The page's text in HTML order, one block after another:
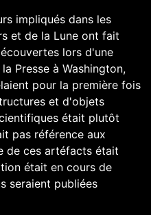
impliqués dans les
et de la Lune ont fait
lors d'une
Presse à Washington,
pour la première fois
et d'objets
était plutôt
pas référence aux
de ces artéfacts était
était en cours de
seraient publiées